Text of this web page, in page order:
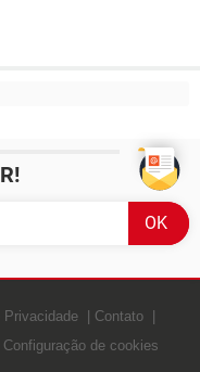
Contato
Configuração de cookies